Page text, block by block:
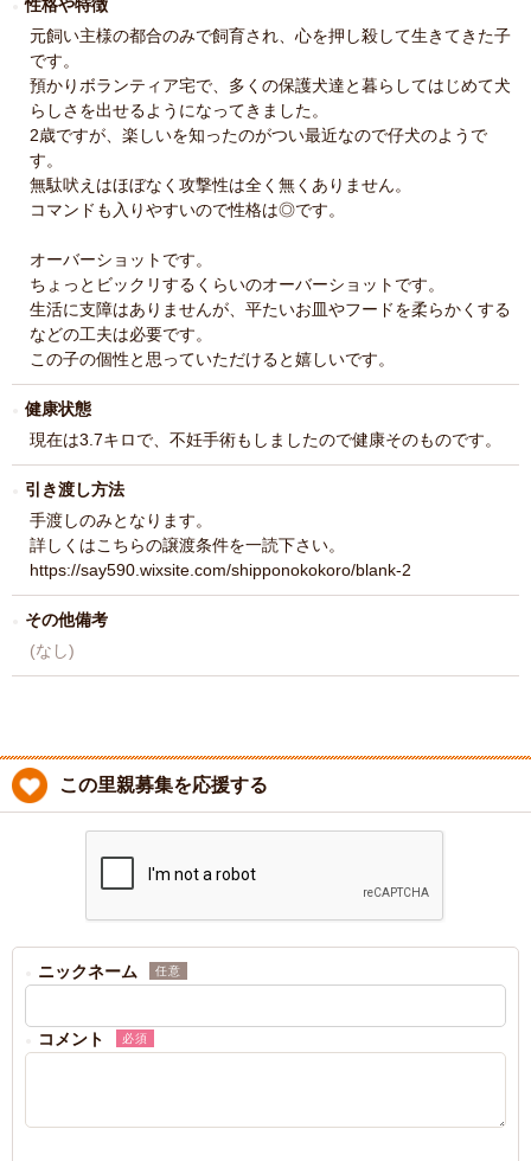
性格や特徴
元飼い主様の都合のみで飼育され、心を押し殺して生きてきた子
です。
預かりボランティア宅で、多くの保護犬達と暮らしてはじめて犬
らしさを出せるようになってきました。
2歳ですが、楽しいを知ったのがつい最近なので仔犬のようで
す。
無駄吠えはほぼなく攻撃性は全く無くありません。
コマンドも入りやすいので性格は◎です。
オーバーショットです。
ちょっとビックリするくらいのオーバーショットです。
生活に支障はありませんが、平たいお皿やフードを柔らかくする
などの工夫は必要です。
この子の個性と思っていただけると嬉しいです。
健康状態
現在は3.7キロで、不妊手術もしましたので健康そのものです。
引き渡し方法
手渡しのみとなります。
詳しくはこちらの譲渡条件を一読下さい。
https://say590.wixsite.com/shipponokokoro/blank-2
その他備考
(なし)
この里親募集を応援する
ニックネーム 任意
コメント 必須